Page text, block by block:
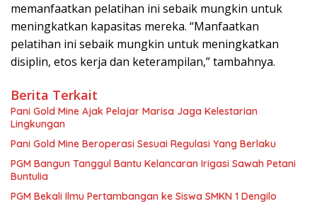
memanfaatkan pelatihan ini sebaik mungkin untuk
meningkatkan kapasitas mereka. “Manfaatkan
pelatihan ini sebaik mungkin untuk meningkatkan
disiplin, etos kerja dan keterampilan,” tambahnya.
Berita Terkait
Pani Gold Mine Ajak Pelajar Marisa Jaga Kelestarian
Lingkungan
Pani Gold Mine Beroperasi Sesuai Regulasi Yang Berlaku
PGM Bangun Tanggul Bantu Kelancaran Irigasi Sawah Petani
Buntulia
PGM Bekali Ilmu Pertambangan ke Siswa SMKN 1 Dengilo